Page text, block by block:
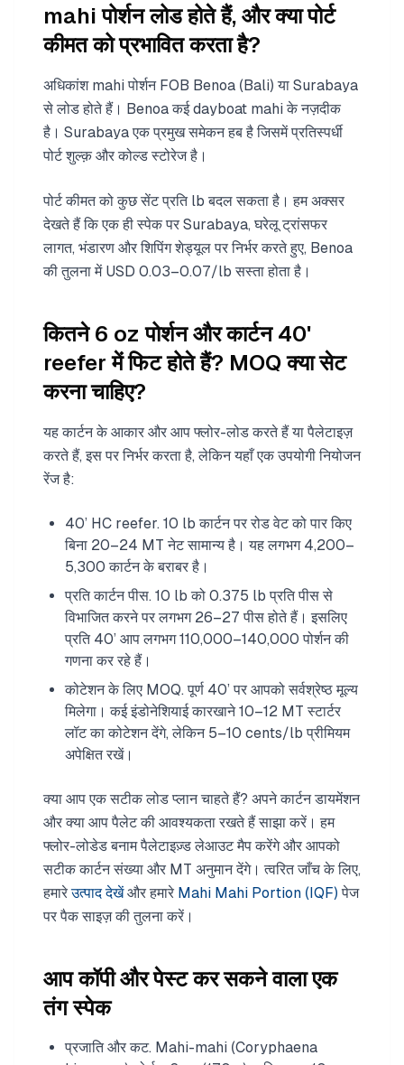
mahi पोर्शन लोड होते हैं, और क्या पोर्ट
कीमत को प्रभावित करता है?
अधिकांश mahi पोर्शन FOB Benoa (Bali) या Surabaya
से लोड होते हैं। Benoa कई dayboat mahi के नज़दीक
है। Surabaya एक प्रमुख समेकन हब है जिसमें प्रतिस्पर्धी
पोर्ट शुल्क़ और कोल्ड स्टोरेज है।
पोर्ट कीमत को कुछ सेंट प्रति lb बदल सकता है। हम अक्सर
देखते हैं कि एक ही स्पेक पर Surabaya, घरेलू ट्रांसफर
लागत, भंडारण और शिपिंग शेड्यूल पर निर्भर करते हुए, Benoa
की तुलना में USD 0.03–0.07/lb सस्ता होता है।
कितने 6 oz पोर्शन और कार्टन 40'
reefer में फिट होते हैं? MOQ क्या सेट
करना चाहिए?
यह कार्टन के आकार और आप फ्लोर-लोड करते हैं या पैलेटाइज़
करते हैं, इस पर निर्भर करता है, लेकिन यहाँ एक उपयोगी नियोजन
रेंज है:
40’ HC reefer. 10 lb कार्टन पर रोड वेट को पार किए
बिना 20–24 MT नेट सामान्य है। यह लगभग 4,200–
5,300 कार्टन के बराबर है।
प्रति कार्टन पीस. 10 lb को 0.375 lb प्रति पीस से
विभाजित करने पर लगभग 26–27 पीस होते हैं। इसलिए
प्रति 40’ आप लगभग 110,000–140,000 पोर्शन की
गणना कर रहे हैं।
कोटेशन के लिए MOQ. पूर्ण 40’ पर आपको सर्वश्रेष्ठ मूल्य
मिलेगा। कई इंडोनेशियाई कारखाने 10–12 MT स्टार्टर
लॉट का कोटेशन देंगे, लेकिन 5–10 cents/lb प्रीमियम
अपेक्षित रखें।
क्या आप एक सटीक लोड प्लान चाहते हैं? अपने कार्टन डायमेंशन
और क्या आप पैलेट की आवश्यकता रखते हैं साझा करें। हम
फ्लोर-लोडेड बनाम पैलेटाइज़्ड लेआउट मैप करेंगे और आपको
सटीक कार्टन संख्या और MT अनुमान देंगे। त्वरित जाँच के लिए,
हमारेउत्पाद देखेंऔर हमारे Mahi Mahi Portion (IQF) पेज
पर पैक साइज़ की तुलना करें।
आप कॉपी और पेस्ट कर सकने वाला एक
तंग स्पेक
प्रजाति और कट. Mahi-mahi (Coryphaena